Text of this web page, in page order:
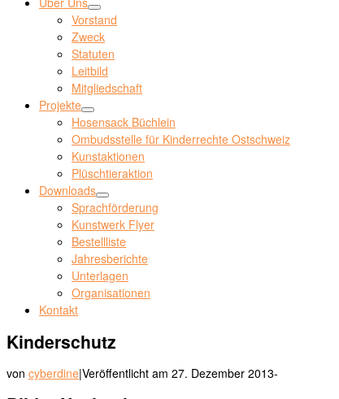
Vorstand
Zweck
Statuten
Leitbild
Mitgliedschaft
Projekte
Hosensack Büchlein
Ombudsstelle für Kinderrechte Ostschweiz
Kunstaktionen
Plüschtieraktion
Downloads
Sprachförderung
Kunstwerk Flyer
Bestellliste
Jahresberichte
Unterlagen
Organisationen
Kontakt
Kinderschutz
von cyberdine|Veröffentlicht am 27. Dezember 2013-